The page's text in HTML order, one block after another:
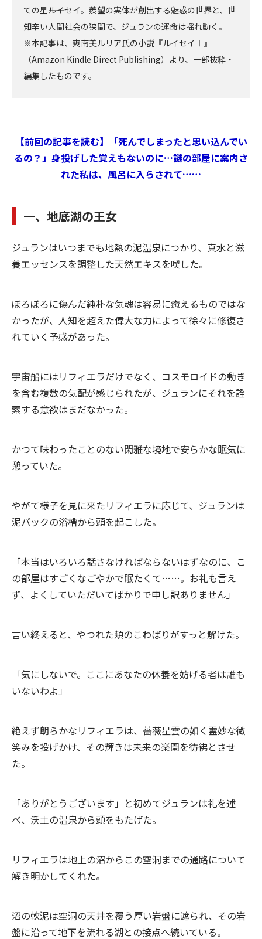
ての星――ルイセイ。羨望の実体が創出する魅惑の世界と、世
知辛い人間社会の狭間で、ジュランの運命は揺れ動く。
※本記事は、爽南美ルリア氏の小説『ルイセイⅠ』
（Amazon Kindle Direct Publishing）より、一部抜粋・
編集したものです。
【前回の記事を読む】「死んでしまったと思い込んでい
るの？」身投げした覚えもないのに…謎の部屋に案内さ
れた私は、風呂に入らされて……
一、地底湖の王女
ジュランはいつまでも地熱の泥温泉につかり、真水と滋
養エッセンスを調整した天然エキスを喫した。
ぼろぼろに傷んだ純朴な気魂は容易に癒えるものではな
かったが、人知を超えた偉大な力によって徐々に修復さ
れていく予感があった。
宇宙船にはリフィエラだけでなく、コスモロイドの動き
を含む複数の気配が感じられたが、ジュランにそれを詮
索する意欲はまだなかった。
かつて味わったことのない閑雅な境地で安らかな眠気に
憩っていた。
やがて様子を見に来たリフィエラに応じて、ジュランは
泥パックの浴槽から頭を起こした。
「本当はいろいろ話さなければならないはずなのに、こ
の部屋はすごくなごやかで眠たくて……。お礼も言え
ず、よくしていただいてばかりで申し訳ありません」
言い終えると、やつれた頬のこわばりがすっと解けた。
「気にしないで。ここにあなたの休養を妨げる者は誰も
いないわよ」
絶えず朗らかなリフィエラは、薔薇星雲の如く霊妙な微
笑みを投げかけ、その輝きは未来の楽園を彷彿とさせ
た。
「ありがとうございます」と初めてジュランは礼を述
べ、沃土の温泉から頭をもたげた。
リフィエラは地上の沼からこの空洞までの通路について
解き明かしてくれた。
沼の軟泥は空洞の天井を覆う厚い岩盤に遮られ、その岩
盤に沿って地下を流れる湖との接点へ続いている。